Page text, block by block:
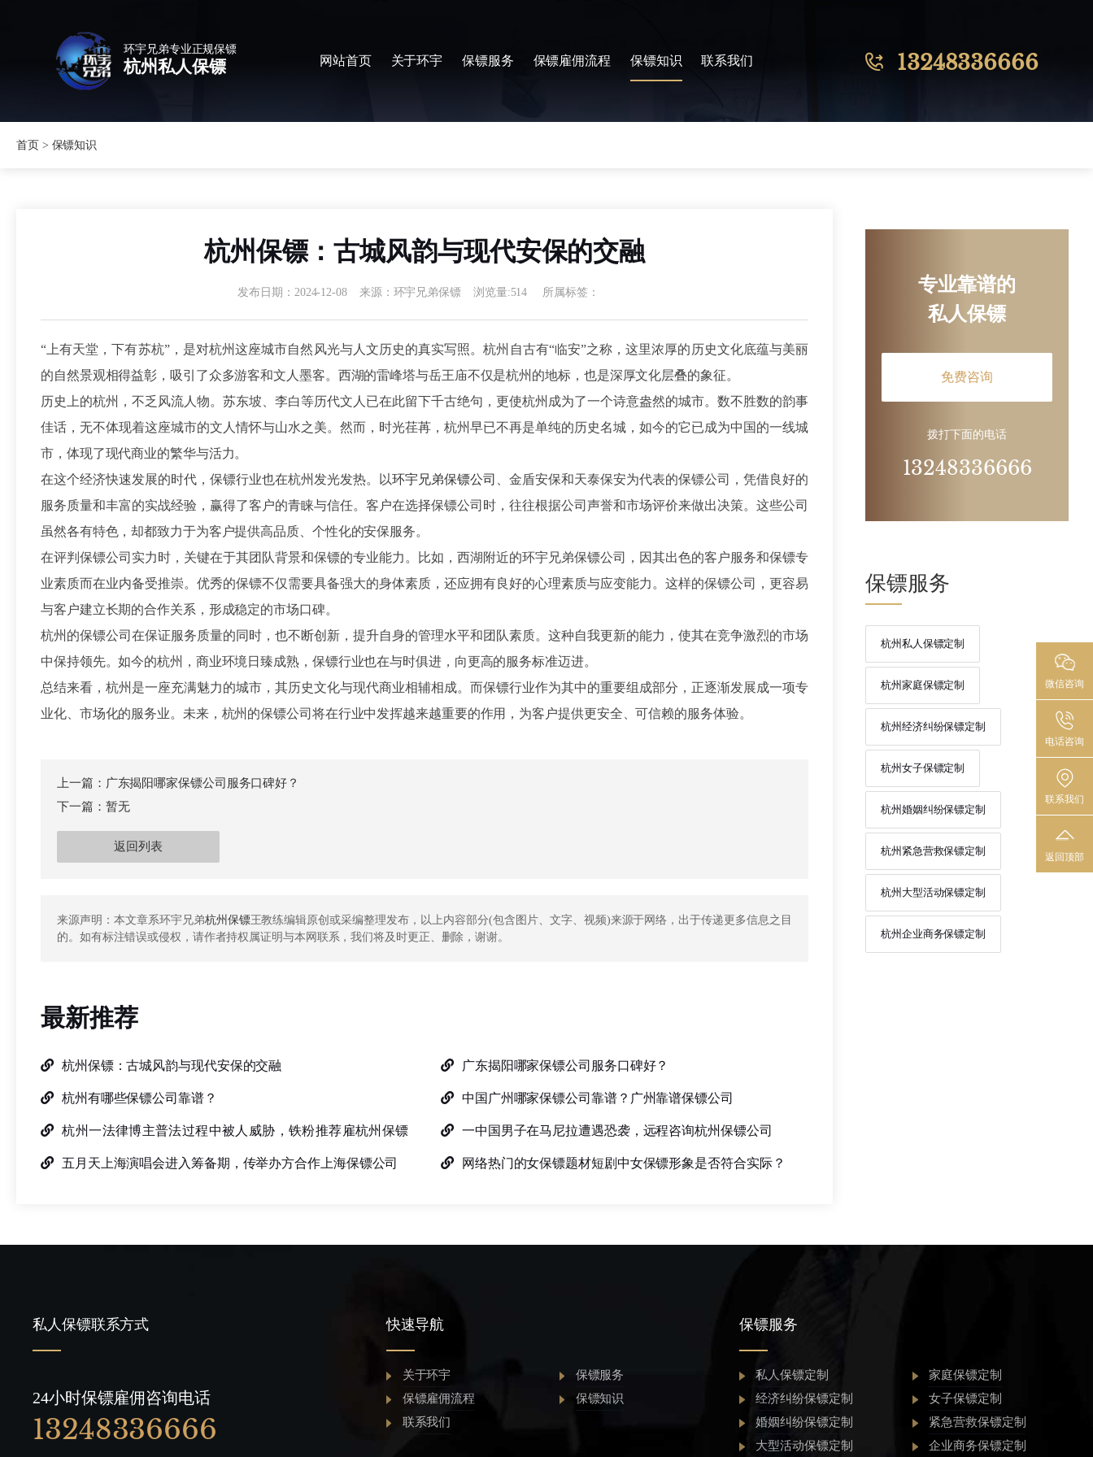
环宇兄弟专业正规保镖
杭州私人保镖 13248336666
网站首页 关于环宇 保镖服务 保镖雇佣流程 保镖知识 联系我们
首页 > 保镖知识
杭州保镖：古城风韵与现代安保的交融
发布日期：2024-12-08 来源：环宇兄弟保镖 浏览量:514 所属标签：
“上有天堂，下有苏杭”，是对杭州这座城市自然风光与人文历史的真实写照。杭州自古有“临安”之称，这里浓厚的历史文化底蕴与美丽
的自然景观相得益彰，吸引了众多游客和文人墨客。西湖的雷峰塔与岳王庙不仅是杭州的地标，也是深厚文化层叠的象征。
历史上的杭州，不乏风流人物。苏东坡、李白等历代文人已在此留下千古绝句，更使杭州成为了一个诗意盎然的城市。数不胜数的韵事
佳话，无不体现着这座城市的文人情怀与山水之美。然而，时光荏苒，杭州早已不再是单纯的历史名城，如今的它已成为中国的一线城
市，体现了现代商业的繁华与活力。
在这个经济快速发展的时代，保镖行业也在杭州发光发热。以环宇兄弟保镖公司
、金盾安保和天泰保安为代表的保镖公司，凭借良好的
服务质量和丰富的实战经验，赢得了客户的青睐与信任。客户在选择保镖公司时，往往根据公司声誉和市场评价来做出决策。这些公司
虽然各有特色，却都致力于为客户提供高品质、个性化的安保服务。
在评判保镖公司实力时，关键在于其团队背景和保镖的专业能力。比如，西湖附近的环宇兄弟保镖公司，因其出色的客户服务和保镖专
业素质而在业内备受推崇。优秀的保镖不仅需要具备强大的身体素质，还应拥有良好的心理素质与应变能力。这样的保镖公司，更容易
与客户建立长期的合作关系，形成稳定的市场口碑。
杭州的保镖公司在保证服务质量的同时，也不断创新，提升自身的管理水平和团队素质。这种自我更新的能力，使其在竞争激烈的市场
中保持领先。如今的杭州，商业环境日臻成熟，保镖行业也在与时俱进，向更高的服务标准迈进。
总结来看，杭州是一座充满魅力的城市，其历史文化与现代商业相辅相成。而保镖行业作为其中的重要组成部分，正逐渐发展成一项专
业化、市场化的服务业。未来，杭州的保镖公司将在行业中发挥越来越重要的作用，为客户提供更安全、可信赖的服务体验。
上一篇： 广东揭阳哪家保镖公司服务口碑好？
下一篇： 暂无
返回列表
来源声明：本文章系环宇兄弟杭州保镖王教练编辑原创或采编整理发布，以上内容部分(包含图片、文字、视频)来源于网络，出于传递更多信息之目
的。如有标注错误或侵权，请作者持权属证明与本网联系，我们将及时更正、删除，谢谢。
最新推荐
杭州保镖：古城风韵与现代安保的交融 广东揭阳哪家保镖公司服务口碑好？
杭州有哪些保镖公司靠谱？ 中国广州哪家保镖公司靠谱？广州靠谱保镖公司
杭州一法律博主普法过程中被人威胁，铁粉推荐雇杭州保镖
公司
一中国男子在马尼拉遭遇恐袭，远程咨询杭州保镖公司
五月天上海演唱会进入筹备期，传举办方合作上海保镖公司 网络热门的女保镖题材短剧中女保镖形象是否符合实际？
专业靠谱的
私人保镖
免费咨询
拨打下面的电话
13248336666
保镖服务
杭州私人保镖定制
杭州家庭保镖定制
杭州经济纠纷保镖定制
杭州女子保镖定制
杭州婚姻纠纷保镖定制
杭州紧急营救保镖定制
杭州大型活动保镖定制
杭州企业商务保镖定制
私人保镖联系方式
24小时保镖雇佣咨询电话
13248336666
快速导航
关于环宇
保镖服务
保镖雇佣流程
保镖知识
联系我们
保镖服务
私人保镖定制
家庭保镖定制
经济纠纷保镖定制
女子保镖定制
婚姻纠纷保镖定制
紧急营救保镖定制
大型活动保镖定制
企业商务保镖定制
微信咨询
电话咨询
联系我们
返回顶部